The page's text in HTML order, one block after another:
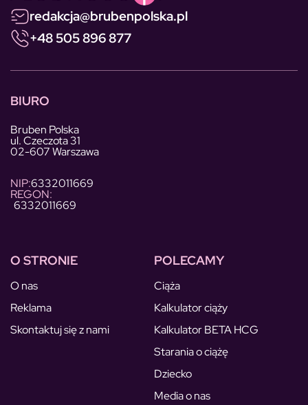
redakcja@brubenpolska.pl
+48 505 896 877
BIURO
Bruben Polska
ul. Czeczota 31
02-607 Warszawa
NIP:6332011669
REGON:
6332011669
O STRONIE
O nas
Reklama
Skontaktuj się z nami
POLECAMY
Ciąża
Kalkulator ciąży
Kalkulator BETA HCG
Starania o ciążę
Dziecko
Media o nas